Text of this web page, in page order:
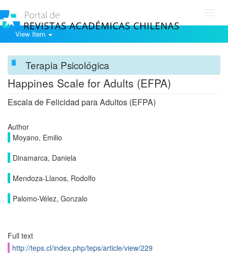
View Item
Terapia Psicológica
Happines Scale for Adults (EFPA)
Escala de Felicidad para Adultos (EFPA)
Author
Moyano, Emilio
Dinamarca, Daniela
Mendoza-Llanos, Rodolfo
Palomo-Vélez, Gonzalo
Full text
http://teps.cl/index.php/teps/article/view/229